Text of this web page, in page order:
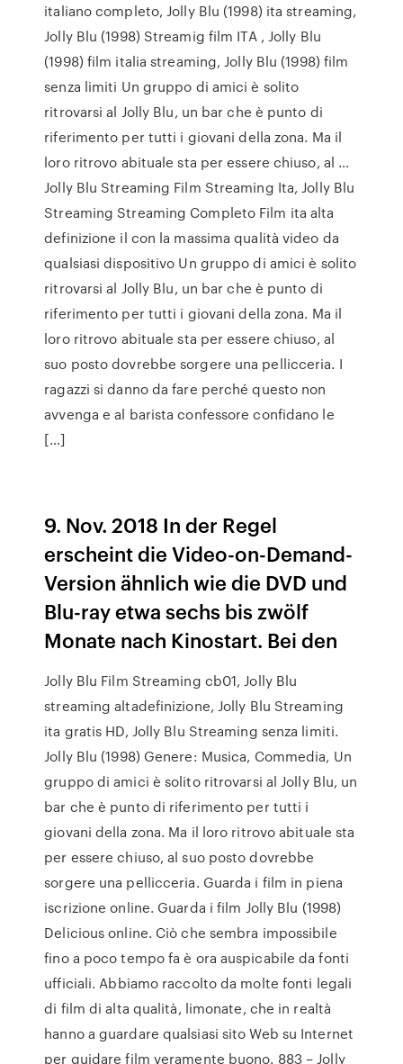
italiano completo, Jolly Blu (1998) ita streaming,
Jolly Blu (1998) Streamig film ITA , Jolly Blu
(1998) film italia streaming, Jolly Blu (1998) film
senza limiti Un gruppo di amici è solito
ritrovarsi al Jolly Blu, un bar che è punto di
riferimento per tutti i giovani della zona. Ma il
loro ritrovo abituale sta per essere chiuso, al …
Jolly Blu Streaming Film Streaming Ita, Jolly Blu
Streaming Streaming Completo Film ita alta
definizione il con la massima qualità video da
qualsiasi dispositivo Un gruppo di amici è solito
ritrovarsi al Jolly Blu, un bar che è punto di
riferimento per tutti i giovani della zona. Ma il
loro ritrovo abituale sta per essere chiuso, al
suo posto dovrebbe sorgere una pellicceria. I
ragazzi si danno da fare perché questo non
avvenga e al barista confessore confidano le
[…]
9. Nov. 2018 In der Regel
erscheint die Video-on-Demand-
Version ähnlich wie die DVD und
Blu-ray etwa sechs bis zwölf
Monate nach Kinostart. Bei den
Jolly Blu Film Streaming cb01, Jolly Blu
streaming altadefinizione, Jolly Blu Streaming
ita gratis HD, Jolly Blu Streaming senza limiti.
Jolly Blu (1998) Genere: Musica, Commedia, Un
gruppo di amici è solito ritrovarsi al Jolly Blu, un
bar che è punto di riferimento per tutti i
giovani della zona. Ma il loro ritrovo abituale sta
per essere chiuso, al suo posto dovrebbe
sorgere una pellicceria. Guarda i film in piena
iscrizione online. Guarda i film Jolly Blu (1998)
Delicious online. Ciò che sembra impossibile
fino a poco tempo fa è ora auspicabile da fonti
ufficiali. Abbiamo raccolto da molte fonti legali
di film di alta qualità, limonate, che in realtà
hanno a guardare qualsiasi sito Web su Internet
per guidare film veramente buono. 883 – Jolly